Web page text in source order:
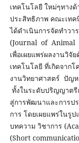
เทคโนโลยี ใหม่ๆทาง
ประสิทธิภาพ คณะเทค
ได้ดำเนินการจัดทำว
(Journal of Animal
เพื่อเผยแพร่ผลงานวิ
เทคโนโลยี ที่เกิดจาก
งานวิทยาศาสตร์ ปัญ
ทั้งในระดับปริญญาต
สู่การพัฒนาและการป
การ โดยเผยแพร่ในรู
บทความ วิชาการ
(Short